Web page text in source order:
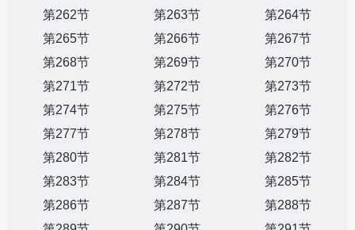
第262节
第263节
第264节
第265节
第266节
第267节
第268节
第269节
第270节
第271节
第272节
第273节
第274节
第275节
第276节
第277节
第278节
第279节
第280节
第281节
第282节
第283节
第284节
第285节
第286节
第287节
第288节